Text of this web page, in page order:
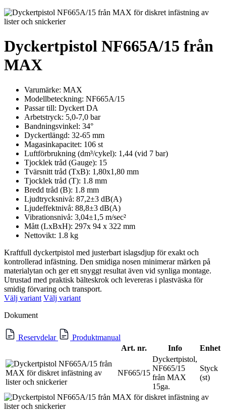
Dyckertpistol NF665A/15 från
MAX
Varumärke: MAX
Modellbeteckning: NF665A/15
Passar till: Dyckert DA
Arbetstryck: 5,0-7,0 bar
Bandningsvinkel: 34°
Dyckertlängd: 32-65 mm
Magasinkapacitet: 106 st
Luftförbrukning (dm³/cykel): 1,44 (vid 7 bar)
Tjocklek tråd (Gauge): 15
Tvärsnitt tråd (TxB): 1,80x1,80 mm
Tjocklek tråd (T): 1.8 mm
Bredd tråd (B): 1.8 mm
Ljudtrycksnivå: 87,2±3 dB(A)
Ljudeffektnivå: 88,8±3 dB(A)
Vibrationsnivå: 3,04±1,5 m/sec²
Mått (LxBxH): 297x 94 x 322 mm
Nettovikt: 1.8 kg
Kraftfull dyckertpistol med justerbart islagsdjup för exakt och
kontrollerad infästning. Den smidiga nosen minimerar märken på
materialytan och ger ett snyggt resultat även vid synliga montage.
Utrustad med praktisk bälteskrok och levereras i plastväska för
smidig förvaring och transport.
Välj variant Välj variant
Dokument
Reservdelar
Produktmanual
Art. nr.
Info Enhet
NF665/15
Dyckertpistol,
NF665/15
från MAX
15ga.
Styck
(st)